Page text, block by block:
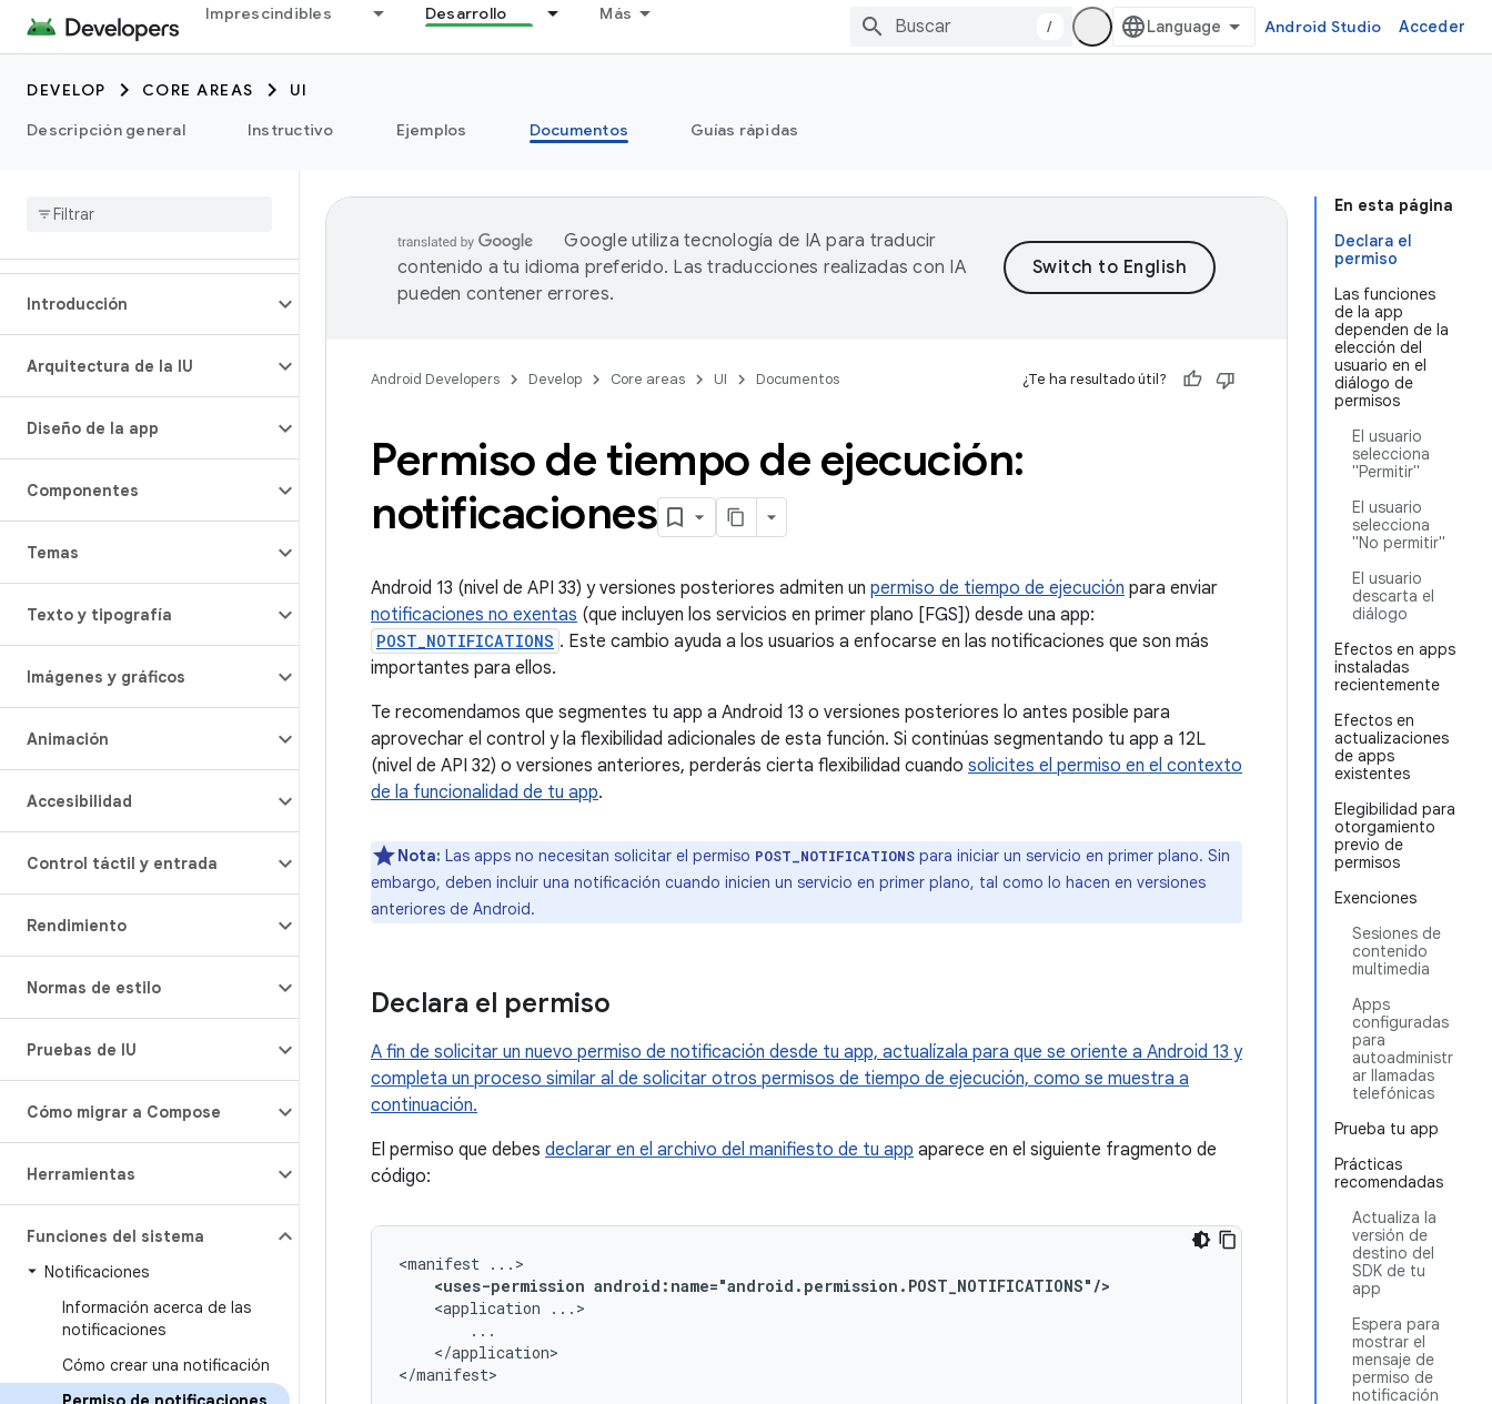
Imprescindibles Desarrollo Más
/ Android Studio Acceder
DEVELOP CORE AREAS
UI
Descripción general
Instructivo Ejemplos Documentos Guías rápidas
Introducción
Arquitectura de la IU
Diseño de la app
Componentes
Temas
Texto y tipografía
Imágenes y gráficos
Animación
Accesibilidad
Control táctil y entrada
Rendimiento
Normas de estilo
Pruebas de IU
Cómo migrar a Compose
Herramientas
Funciones del sistema
Notificaciones
Información acerca de las
notificaciones
Cómo crear una notificación
En esta página
Declara el
permiso
Las funciones
de la app
dependen de la
elección del
usuario en el
diálogo de
permisos
El usuario
selecciona
"Permitir"
El usuario
selecciona
"No permitir"
El usuario
descarta el
diálogo
Efectos en apps
instaladas
recientemente
Efectos en
actualizaciones
de apps
existentes
Elegibilidad para
otorgamiento
previo de
permisos
Exenciones
Sesiones de
contenido
multimedia
Apps
configuradas
para
autoadministr
ar llamadas
telefónicas
Prueba tu app
Prácticas
recomendadas
Actualiza la
versión de
destino del
SDK de tu
app
Espera para
mostrar el
mensaje de
permiso de
notificación
Google utiliza tecnología de IA para traducir
contenido a tu idioma preferido. Las traducciones realizadas con IA
pueden contener errores.
Android Developers Develop Core areas UI Documentos ¿Te ha resultado útil?
Permiso de tiempo de ejecución:
notificaciones
Android 13 (nivel de API 33) y versiones posteriores admiten un permiso de tiempo de ejecución para enviar
notificaciones no exentas (que incluyen los servicios en primer plano [FGS]) desde una app:
POST_NOTIFICATIONS . Este cambio ayuda a los usuarios a enfocarse en las notificaciones que son más
importantes para ellos.
Te recomendamos que segmentes tu app a Android 13 o versiones posteriores lo antes posible para
aprovechar el control y la flexibilidad adicionales de esta función. Si continúas segmentando tu app a 12L
(nivel de API 32) o versiones anteriores, perderás cierta flexibilidad cuando solicites el permiso en el contexto
de la funcionalidad de tu app.
Nota: Las apps no necesitan solicitar el permiso POST_NOTIFICATIONS para iniciar un servicio en primer plano. Sin
embargo, deben incluir una notificación cuando inicien un servicio en primer plano, tal como lo hacen en versiones
anteriores de Android.
Declara el permiso
A fin de solicitar un nuevo permiso de notificación desde tu app, actualízala para que se oriente a Android 13 y
completa un proceso similar al de solicitar otros permisos de tiempo de ejecución, como se muestra a
continuación.
El permiso que debes declarar en el archivo del manifiesto de tu app aparece en el siguiente fragmento de
código:
<manifest
<uses-permission android:name="android.permission.POST_NOTIFICATIONS"/>
<application
</application>
</manifest>